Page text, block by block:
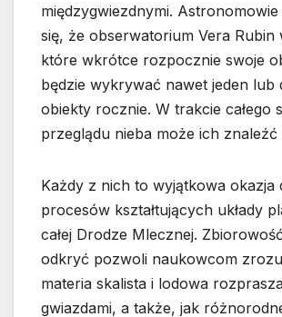
międzygwiezdnymi. Astronomowie
się, że obserwatorium Vera Rubin
które wkrótce rozpocznie swoje
będzie wykrywać nawet jeden lub
obiekty rocznie. W trakcie całego
przeglądu nieba może ich znaleźć
Każdy z nich to wyjątkowa okazja
procesów kształtujących układy
całej Drodze Mlecznej.
odkryć pozwoli naukowcom
materia skalista i lodowa
gwiazdami, a także, jak